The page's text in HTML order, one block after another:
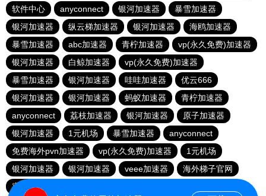
软件中心
anyconnect 银河加速器
暴雪加速器
银河加速器
纵云梯加速器 银河加速器
海鸥加速器
暴雪加速器
abc加速器 青柠加速器
vp(永久免费)加速器
银河加速器
白鲸加速器
vp(永久免费)加速器
暴雪加速器
银河加速器 哇哇加速器
优云666
银河加速器
银河加速器 蚂蚁加速器
青柠加速器
anyconnect
荔枝加速器 银河加速器
原子加速器
银河加速器
1元机场 暴雪加速器
anyconnect
免费海外pvn加速器
vp(永久免费)加速器
1元机场
银河加速器
银河加速器 veee加速器
海外梯子官网
蜜蜂加速器